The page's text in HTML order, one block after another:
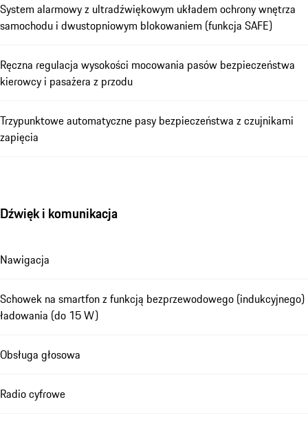
System alarmowy z ultradźwiękowym układem ochrony wnętrza
samochodu i dwustopniowym blokowaniem (funkcja SAFE)
Ręczna regulacja wysokości mocowania pasów bezpieczeństwa
kierowcy i pasażera z przodu
Trzypunktowe automatyczne pasy bezpieczeństwa z czujnikami
zapięcia
Dźwięk i komunikacja
Nawigacja
Schowek na smartfon z funkcją bezprzewodowego (indukcyjnego)
ładowania (do 15 W)
Obsługa głosowa
Radio cyfrowe